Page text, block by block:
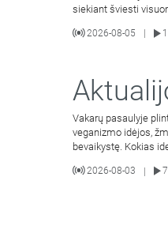
siekiant šviesti
2026-08-05
Vakarų pasaulyje
veganizmo idėjos,
bevaikystę. Kokias
2026-08-03 |